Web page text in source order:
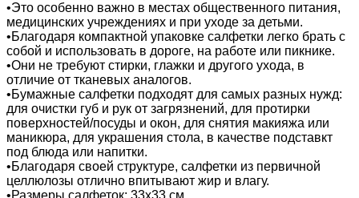
•Это особенно важно в местах общественного питания,
медицинских учреждениях и при уходе за детьми.
•Благодаря компактной упаковке салфетки легко брать с
собой и использовать в дороге, на работе или пикнике.
•Они не требуют стирки, глажки и другого ухода, в
отличие от тканевых аналогов.
•Бумажные салфетки подходят для самых разных нужд:
для очистки губ и рук от загрязнений, для протирки
поверхностей/посуды и окон, для снятия макияжа или
маникюра, для украшения стола, в качестве подставкт
под блюда или напитки.
•Благодаря своей структуре, салфетки из первичной
целлюлозы отлично впитывают жир и влагу.
•Размеры салфеток: 33х33 см.